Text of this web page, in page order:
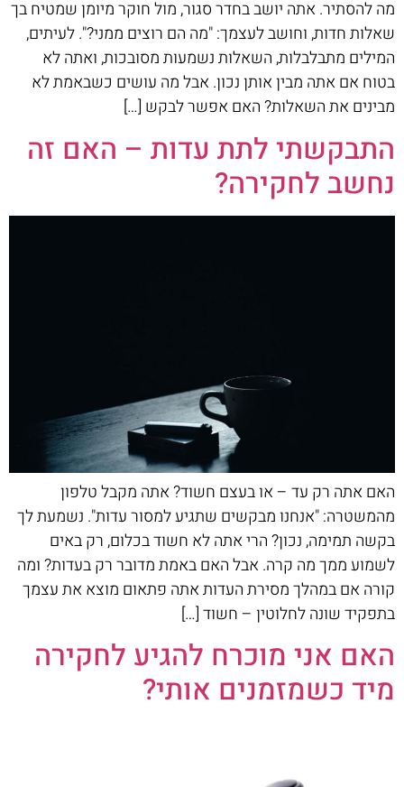
מה להסתיר. אתה יושב בחדר סגור, מול חוקר מיומן שמטיח בך
שאלות חדות, וחושב לעצמך: "מה הם רוצים ממני?". לעיתים,
המילים מתבלבלות, השאלות נשמעות מסובכות, ואתה לא
בטוח אם אתה מבין אותן נכון. אבל מה עושים כשבאמת לא
מבינים את השאלות? האם אפשר לבקש […]
התבקשתי לתת עדות – האם זה
נחשב לחקירה?
האם אתה רק עד – או בעצם חשוד? אתה מקבל טלפון
מהמשטרה: "אנחנו מבקשים שתגיע למסור עדות". נשמעת לך
בקשה תמימה, נכון? הרי אתה לא חשוד בכלום, רק באים
לשמוע ממך מה קרה. אבל האם באמת מדובר רק בעדות? ומה
קורה אם במהלך מסירת העדות אתה פתאום מוצא את עצמך
בתפקיד שונה לחלוטין – חשוד […]
האם אני מוכרח להגיע לחקירה
מיד כשמזמנים אותי?